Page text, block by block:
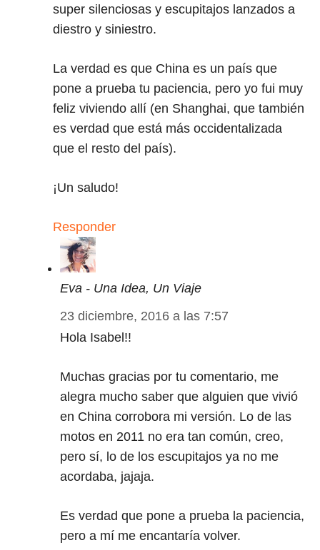
super silenciosas y escupitajos lanzados a
diestro y siniestro.
La verdad es que China es un país que
pone a prueba tu paciencia, pero yo fui muy
feliz viviendo allí (en Shanghai, que también
es verdad que está más occidentalizada
que el resto del país).
¡Un saludo!
Responder
Eva - Una Idea, Un Viaje
23 diciembre, 2016 a las 7:57
Hola Isabel!!
Muchas gracias por tu comentario, me
alegra mucho saber que alguien que vivió
en China corrobora mi versión. Lo de las
motos en 2011 no era tan común, creo,
pero sí, lo de los escupitajos ya no me
acordaba, jajaja.
Es verdad que pone a prueba la paciencia,
pero a mí me encantaría volver.